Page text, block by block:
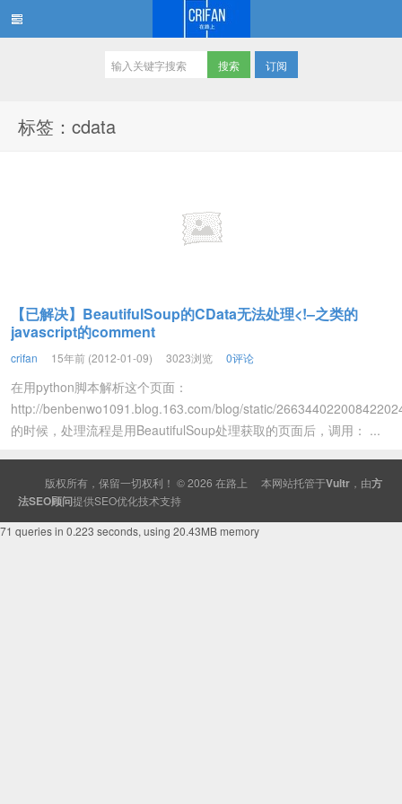
订阅
标签：cdata
【已解决】BeautifulSoup的CData无法处理<!–之类的
javascript的comment
crifan 15年前 (2012-01-09) 3023浏览 0评论
在用python脚本解析这个页面：
http://benbenwo1091.blog.163.com/blog/static/
的时候，处理流程是用BeautifulSoup处理获取的页面后，调用： ...
版权所有，保留一切权利！ © 2026 在路上 本网站托管于Vultr ，由方
法SEO顾问提供SEO优化技术支持
71 queries in 0.223 seconds, using 20.43MB memory